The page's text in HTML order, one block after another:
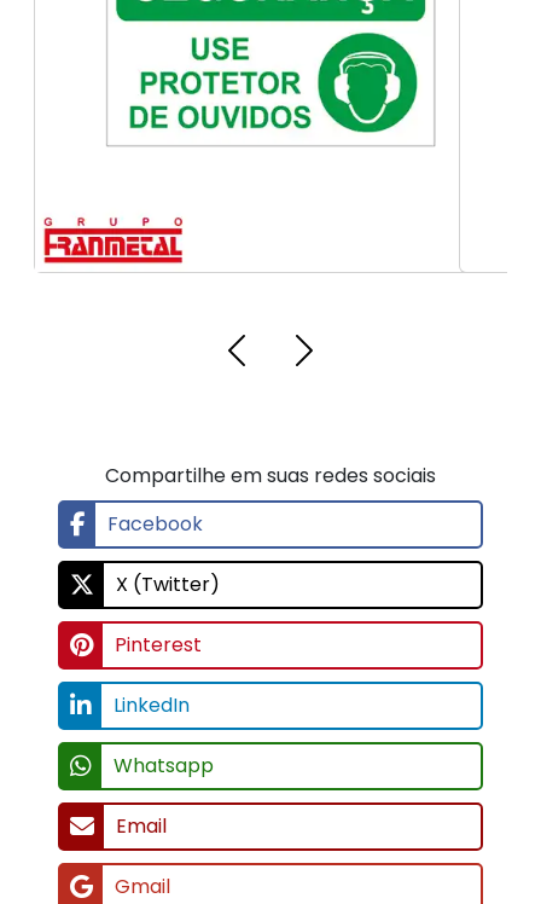
Sinalização corporativa
Compartilhe em suas redes sociais
Facebook
X (Twitter)
Pinterest
LinkedIn
Whatsapp
Email
Gmail